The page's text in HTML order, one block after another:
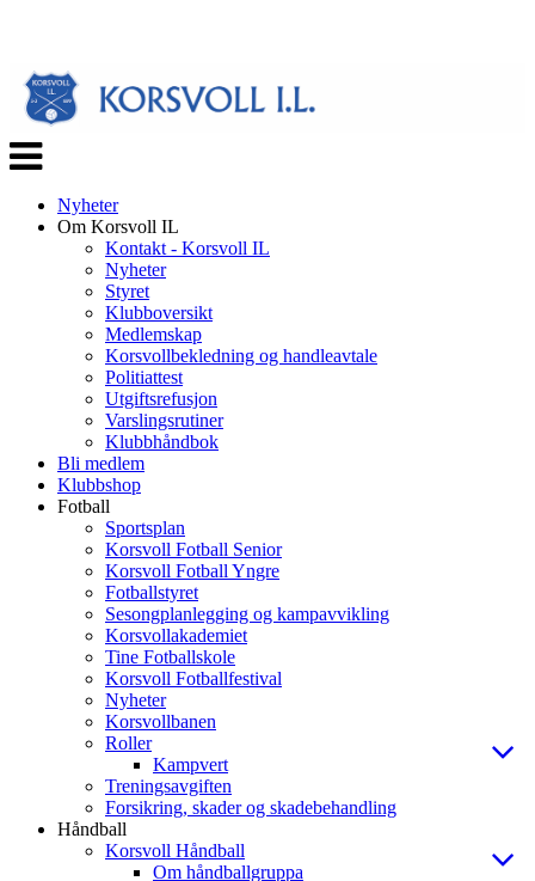
Veksle
navigasjon
Nyheter
Om Korsvoll IL
Kontakt - Korsvoll IL
Nyheter
Styret
Klubboversikt
Medlemskap
Korsvollbekledning og handleavtale
Politiattest
Utgiftsrefusjon
Varslingsrutiner
Klubbhåndbok
Bli medlem
Klubbshop
Fotball
Sportsplan
Korsvoll Fotball Senior
Korsvoll Fotball Yngre
Fotballstyret
Sesongplanlegging og kampavvikling
Korsvollakademiet
Tine Fotballskole
Korsvoll Fotballfestival
Nyheter
Korsvollbanen
Roller
Kampvert
Treningsavgiften
Forsikring, skader og skadebehandling
Håndball
Korsvoll Håndball
Om håndballgruppa